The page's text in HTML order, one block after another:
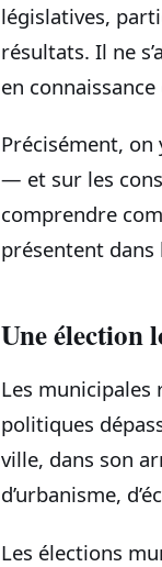
législatives,
résultats. Il ne
en connaissance
Précisément,
— et sur les
comprendre
présentent
Une élection
Les
politiques
ville, dans son
d’urbanisme,
Les élections